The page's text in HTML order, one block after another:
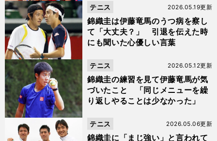
錦織圭は伊藤竜馬のうつ病を察し
て「大丈夫？」 引退を伝えた時
にも聞いた心優しい言葉
2026.05.19更新
テニス
錦織圭の練習を見て伊藤竜馬が気
づいたこと 「同じメニューを繰
り返しやることは少なかった」
2026.05.12更新
テニス
錦織圭に「まじ強い」と言われて
2026.05.06更新
テニス